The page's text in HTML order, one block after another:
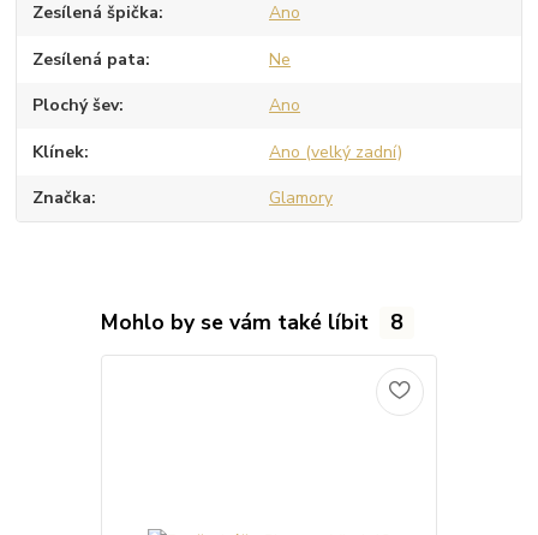
Zesílená špička Ano
Zesílená pata Ne
Plochý šev Ano
Klínek Ano (velký zadní)
Značka Glamory
Mohlo by se vám také líbit 8